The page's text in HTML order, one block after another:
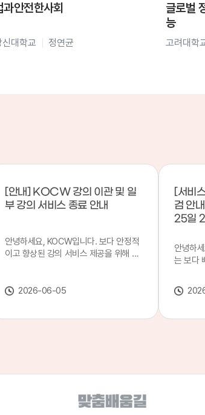
과안전한사회
신대학교 정연균
글로벌
능
고려대학
[안내] KOCW 강의 이관 및 일
부 강의 서비스 종료 안내
안녕하세요, KOCW입니다. 보다 안정적
이고 향상된 강의 서비스 제공을 위해 강
스가 종료될 예정이오니, 이용에 참고하
종료 강의 안내 이관 작업으로 인해 일부
었습니다. 서비스 종료 강의 목록은 아래
링크에서 확인하실 수 있습니다. → 서비
2026-06-05
[서비
검 안
25일
안녕하
는 보다
합니다
24일(금
안 일시